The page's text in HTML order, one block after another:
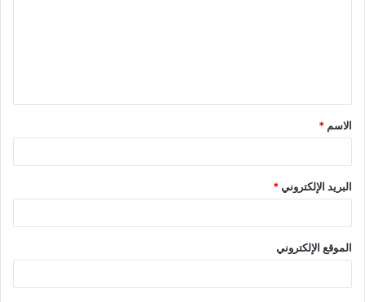
الاسم *
البريد الإلكتروني*
الموقع الإلكتروني